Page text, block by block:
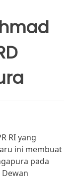
RI yang
ini membuat
pada